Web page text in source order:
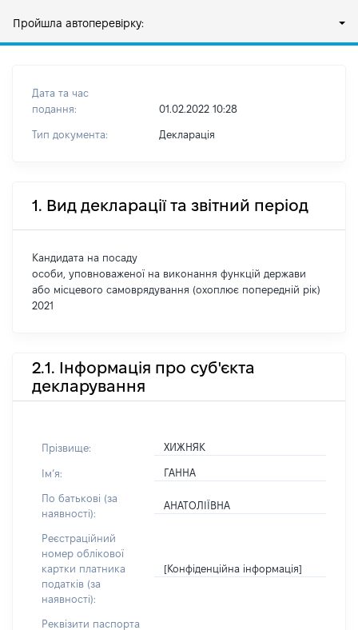
Пройшла автоперевірку:
Дата та час
подання:
01.02.2022 10:28
Тип документа: Декларація
1. Вид декларації та звітний період
Кандидата на посаду
особи, уповноваженої на виконання функцій держави
або місцевого самоврядування (охоплює попередній рік)
2021
2.1. Інформація про суб'єкта
декларування
Прізвище: ХИЖНЯК
Імʼя: ГАННА
По батькові (за
наявності):
АНАТОЛІЇВНА
Реєстраційний
номер облікової
картки платника
податків (за
наявності):
[Конфіденційна інформація]
Реквізити паспорта